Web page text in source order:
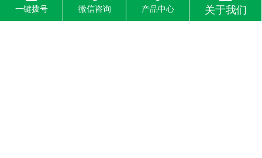
仿真海藻树原产于非洲北部和亚洲西部，广植于热带、亚热带区
域，十分适合沿海区域栽培，简单成长、耐枯燥，具有防风固
一键拨号 微信咨询 产品中心 关于我们